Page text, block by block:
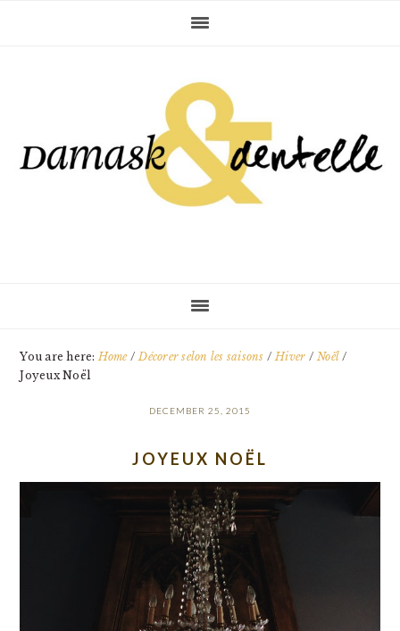
You are here:Home / Décorer selon les saisons / Hiver / Noël /
Joyeux Noël
DECEMBER 25, 2015
JOYEUX NOËL